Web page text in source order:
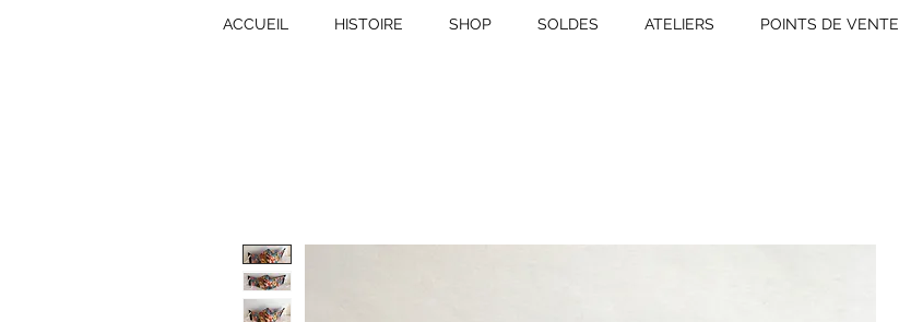
ACCUEIL HISTOIRE SHOP SOLDES ATELIERS POINTS DE VENTE